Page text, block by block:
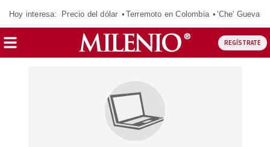
Hoy interesa: Precio del dólar Terremoto en Colombia 'Che' Guevara
REGÍSTRATE